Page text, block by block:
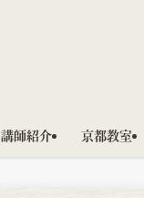
講師紹介 京都教室